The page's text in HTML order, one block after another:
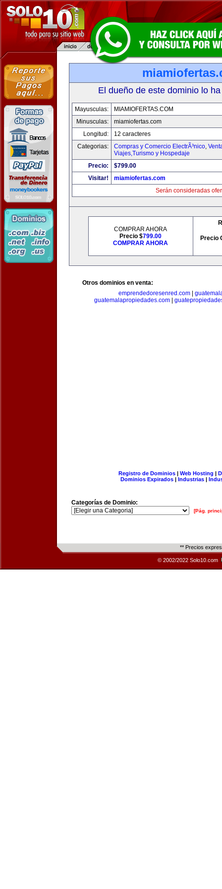
El dueño de este dominio lo
Mayusculas:
MIAMIOFERTAS.COM
Minusculas:
miamiofertas.com
Longitud:
12 caracteres
Categorias:
Compras y Comercio ElectrÃ³nico,
Viajes,Turismo y Hospedaje
Precio:
$799.00
Visitar!
miamiofertas.com
Serán consideradas
COMPRAR AHORA
Precio $799.00
COMPRAR AHORA
Precio
Otros dominios en venta:
emprendedoresenred.com|
guatemalapropiedades.com|
Registro de Dominios| Web Hosting |
Dominios Expirados | Industrias |
Categorías de Dominio:
[Pág.
** Precios
© 2002/2022 Solo10.com